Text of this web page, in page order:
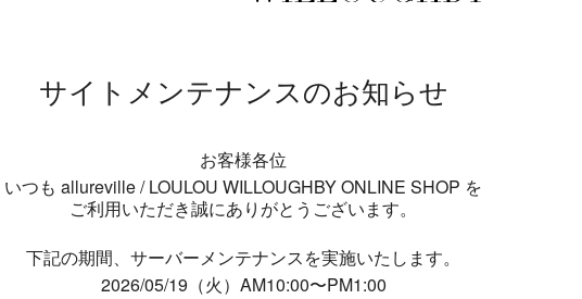
サイトメンテナンスのお知らせ
お客様各位
いつも allureville / LOULOU WILLOUGHBY ONLINE SHOP を
ご利用いただき誠にありがとうございます。
下記の期間、サーバーメンテナンスを実施いたします。
2026/05/19（火）AM10:00〜PM1:00